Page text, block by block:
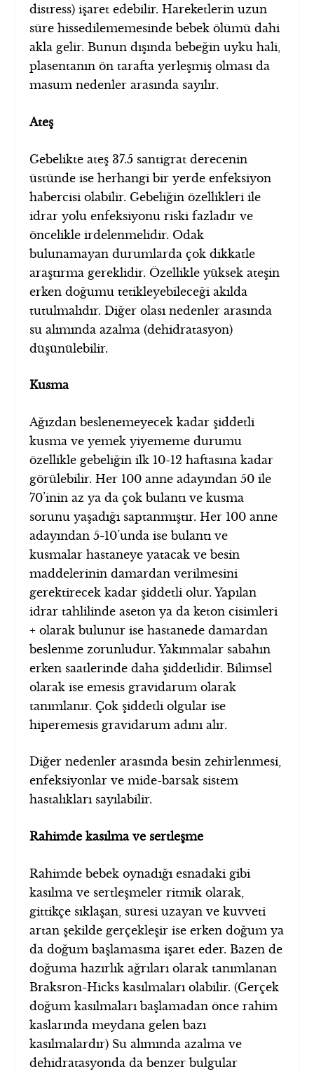
distress) işaret edebilir. Hareketlerin uzun
süre hissedilememesinde bebek ölümü dahi
akla gelir. Bunun dışında bebeğin uyku hali,
plasentanın ön tarafta yerleşmiş olması da
masum nedenler arasında sayılır.
Ateş
Gebelikte ateş 37.5 santigrat derecenin
üstünde ise herhangi bir yerde enfeksiyon
habercisi olabilir. Gebeliğin özellikleri ile
idrar yolu enfeksiyonu riski fazladır ve
öncelikle irdelenmelidir. Odak
bulunamayan durumlarda çok dikkatle
araştırma gereklidir. Özellikle yüksek ateşin
erken doğumu tetikleyebileceği akılda
tutulmalıdır. Diğer olası nedenler arasında
su alımında azalma (dehidratasyon)
düşünülebilir.
Kusma
Ağızdan beslenemeyecek kadar şiddetli
kusma ve yemek yiyememe durumu
özellikle gebeliğin ilk 10-12 haftasına kadar
görülebilir. Her 100 anne adayından 50 ile
70’inin az ya da çok bulantı ve kusma
sorunu yaşadığı saptanmıştır. Her 100 anne
adayından 5-10’unda ise bulantı ve
kusmalar hastaneye yatacak ve besin
maddelerinin damardan verilmesini
gerektirecek kadar şiddetli olur. Yapılan
idrar tahlilinde aseton ya da keton cisimleri
+ olarak bulunur ise hastanede damardan
beslenme zorunludur. Yakınmalar sabahın
erken saatlerinde daha şiddetlidir. Bilimsel
olarak ise emesis gravidarum olarak
tanımlanır. Çok şiddetli olgular ise
hiperemesis gravidarum adını alır.
Diğer nedenler arasında besin zehirlenmesi,
enfeksiyonlar ve mide-barsak sistem
hastalıkları sayılabilir.
Rahimde kasılma ve sertleşme
Rahimde bebek oynadığı esnadaki gibi
kasılma ve sertleşmeler ritmik olarak,
gittikçe sıklaşan, süresi uzayan ve kuvveti
artan şekilde gerçekleşir ise erken doğum ya
da doğum başlamasına işaret eder. Bazen de
doğuma hazırlık ağrıları olarak tanımlanan
Braksron-Hicks kasılmaları olabilir. (Gerçek
doğum kasılmaları başlamadan önce rahim
kaslarında meydana gelen bazı
kasılmalardır) Su alımında azalma ve
dehidratasyonda da benzer bulgular